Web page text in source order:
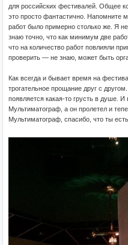
для российских фестивалей. Общее
это просто фантастично. Напомните
работ было примерно столько же. Я
знаю точно, что как минимум две
что на количество работ повлияли
проверить — не знаю, может быть
Как всегда и бывает время на
трогательное прощание друг с
появляется какая-то грусть в душе.
Мультиматограф, а он пролетел и
Мультиматограф, спасибо, что ты